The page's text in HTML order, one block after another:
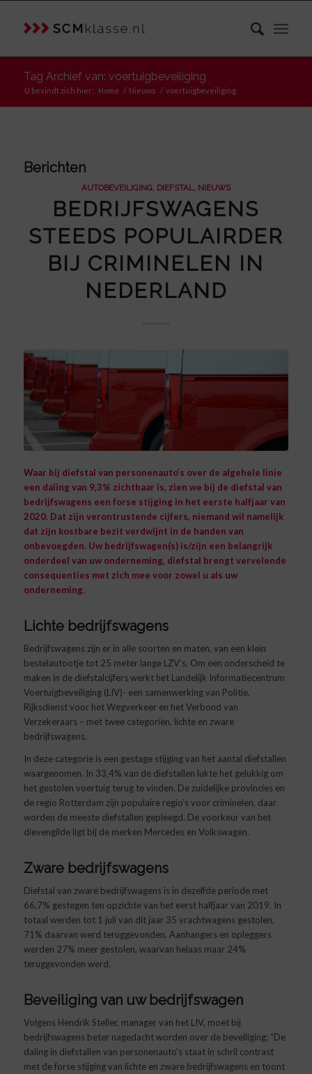
Tag Archief van: voertuigbeveiliging
U bevindt zich hier: Home / Nieuws / voertuigbeveiliging
Berichten
AUTOBEVEILIGING, DIEFSTAL, NIEUWS
BEDRIJFSWAGENS
STEEDS POPULAIRDER
BIJ CRIMINELEN IN
NEDERLAND
Waar bij diefstal van personenauto’s over de algehele linie
een daling van 9,3% zichtbaar is, zien we bij de diefstal van
bedrijfswagens een forse stijging in het eerste halfjaar van
2020. Dat zijn verontrustende cijfers, niemand wil namelijk
dat zijn kostbare bezit verdwijnt in de handen van
onbevoegden. Uw bedrijfswagen(s) is/zijn een belangrijk
onderdeel van uw onderneming, diefstal brengt vervelende
consequenties met zich mee voor zowel u als uw
onderneming.
Lichte bedrijfswagens
Bedrijfswagens zijn er in alle soorten en maten, van een klein
bestelautootje tot 25 meter lange LZV’s. Om een onderscheid te
maken in de diefstalcijfers werkt het Landelijk Informatiecentrum
Voertuigbeveiliging (LIV)- een samenwerking van Politie,
Rijksdienst voor het Wegverkeer en het Verbond van
Verzekeraars – met twee categoriën, lichte en zware
bedrijfswagens.
In deze categorie is een gestage stijging van het aantal diefstallen
waargenomen. In 33,4% van de diefstallen lukte het gelukkig om
het gestolen voertuig terug te vinden. De zuidelijke provincies en
de regio Rotterdam zijn populaire regio’s voor criminelen, daar
worden de meeste diefstallen gepleegd. De voorkeur van het
dievengilde ligt bij de merken Mercedes en Volkswagen.
Zware bedrijfswagens
Diefstal van zware bedrijfswagens is in dezelfde periode met
66,7% gestegen ten opzichte van het eerst halfjaar van 2019. In
totaal werden tot 1 juli van dit jaar 35 vrachtwagens gestolen,
71% daarvan werd teruggevonden. Aanhangers en opleggers
werden 27% meer gestolen, waarvan helaas maar 24%
teruggevonden werd.
Beveiliging van uw bedrijfswagen
Volgens Hendrik Steller, manager van het LIV, moet bij
bedrijfswagens beter nagedacht worden over de beveiliging; “De
daling in diefstallen van personenauto’s staat in schril contrast
met de forse stijging van lichte en zware bedrijfswagens en toont